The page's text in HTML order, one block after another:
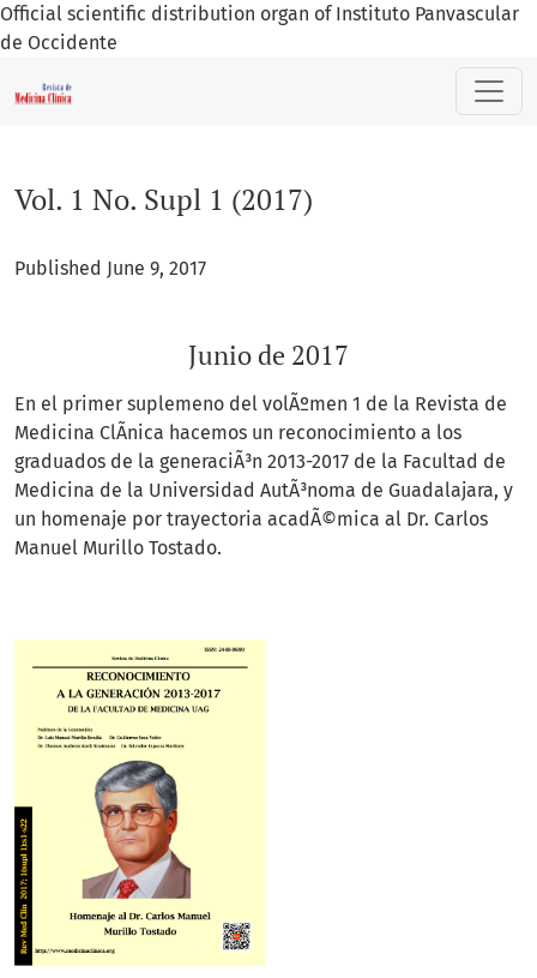
Official scientific distribution organ of Instituto Panvascular
de Occidente
Vol. 1 No. Supl 1 (2017)
Published June 9, 2017
Junio de 2017
En el primer suplemeno del volÃºmen 1 de la Revista de
Medicina ClÃ­nica hacemos un reconocimiento a los
graduados de la generaciÃ³n 2013-2017 de la Facultad de
Medicina de la Universidad AutÃ³noma de Guadalajara, y
un homenaje por trayectoria acadÃ©mica al Dr. Carlos
Manuel Murillo Tostado.